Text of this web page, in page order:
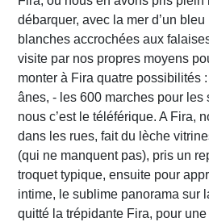
débarquer, avec la mer d’un
blanches accrochées aux
visite par nos propres moyens
monter à Fira quatre possibilités
ânes, - les 600 marches pour les
nous c’est le téléférique. A Fira,
dans les rues, fait du lèche
(qui ne manquent pas), pris un
troquet typique, ensuite pour
intime, le sublime panorama sur
quitté la trépidante Fira, pour